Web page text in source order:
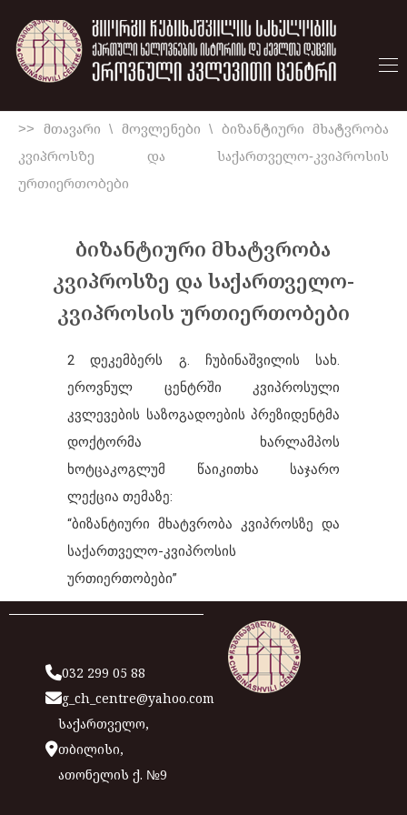
>> მთავარი \ მოვლენები \ ბიზანტიური მხატვრობა
კვიპროსზე და საქართველო-კვიპროსის
ურთიერთობები
ბიზანტიური მხატვრობა
კვიპროსზე და საქართველო-
კვიპროსის ურთიერთობები
2 დეკემბერს გ. ჩუბინაშვილის სახ.
ეროვნულ ცენტრში კვიპროსული
კვლევების საზოგადოების პრეზიდენტმა
დოქტორმა ხარლამპოს
ხოტცაკოგლუმ წაიკითხა საჯარო
ლექცია თემაზე:
“ბიზანტიური მხატვრობა კვიპროსზე და
საქართველო-კვიპროსის
ურთიერთობები”
032 299 05 88
g_ch_centre@yahoo.com
საქართველო,
თბილისი,
ათონელის ქ. №9